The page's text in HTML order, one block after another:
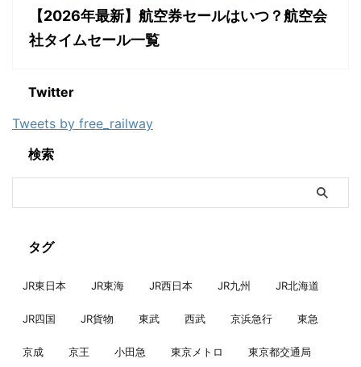
【2026年最新】航空券セールはいつ？航空会
社タイムセール一覧
Twitter
Tweets by free_railway
検索
タグ
JR東日本 JR東海 JR西日本 JR九州 JR北海道
JR四国 JR貨物 東武 西武 京浜急行 東急
京成 京王 小田急 東京メトロ 東京都交通局